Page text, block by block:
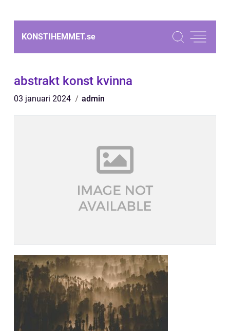
KONSTIHEMMET.se
abstrakt konst kvinna
03 januari 2024 admin